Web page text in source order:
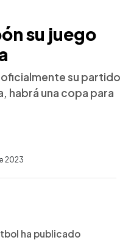
su juego
oficialmente su partido
habrá una copa para
2023
ha publicado